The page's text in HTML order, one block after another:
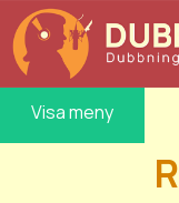
Visa meny